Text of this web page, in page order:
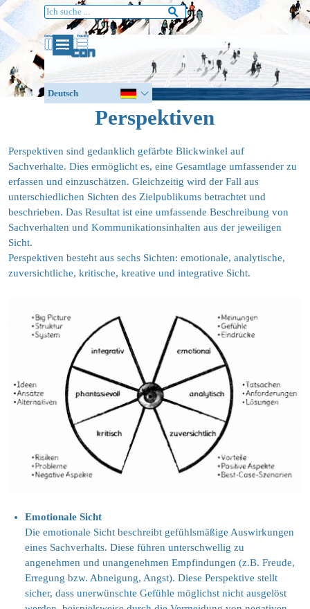
Direkt zum Seiteninhalt
Deutsch
Englisch
Perspektiven
Perspektiven sind gedanklich gefärbte Blickwinkel auf
Sachverhalte. Dies ermöglicht es, eine Gesamtlage umfassender zu
erfassen und einzuschätzen. Gleichzeitig wird der Fall aus
unterschiedlichen Sichten des Zielpublikums betrachtet und
beschrieben. Das Resultat ist eine umfassende Beschreibung von
Sachverhalten und Kommunikationsinhalten aus der jeweiligen
Sicht.
Perspektiven besteht aus sechs Sichten: emotionale, analytische,
zuversichtliche, kritische, kreative und integrative Sicht.
Emotionale Sicht
Die emotionale Sicht beschreibt gefühlsmäßige Auswirkungen
eines Sachverhalts. Diese führen unterschwellig zu
angenehmen und unangenehmen Empfindungen (z.B. Freude,
Erregung bzw. Abneigung, Angst). Diese Perspektive stellt
sicher, dass unerwünschte Gefühle möglichst nicht ausgelöst